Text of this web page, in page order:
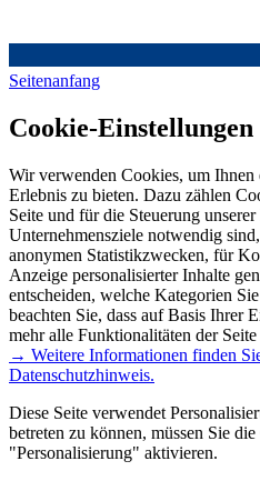
Seitenanfang
Cookie-Einstellungen
Wir verwenden Cookies, um Ihnen
Erlebnis zu bieten. Dazu zählen
Seite und für die Steuerung
Unternehmensziele notwendig
anonymen Statistikzwecken, für
Anzeige personalisierter Inhalte
entscheiden, welche Kategorien
beachten Sie, dass auf Basis Ihrer
mehr alle Funktionalitäten der
→ Weitere Informationen finden
Datenschutzhinweis.
Diese Seite verwendet
betreten zu können, müssen Sie
"Personalisierung" aktivieren.